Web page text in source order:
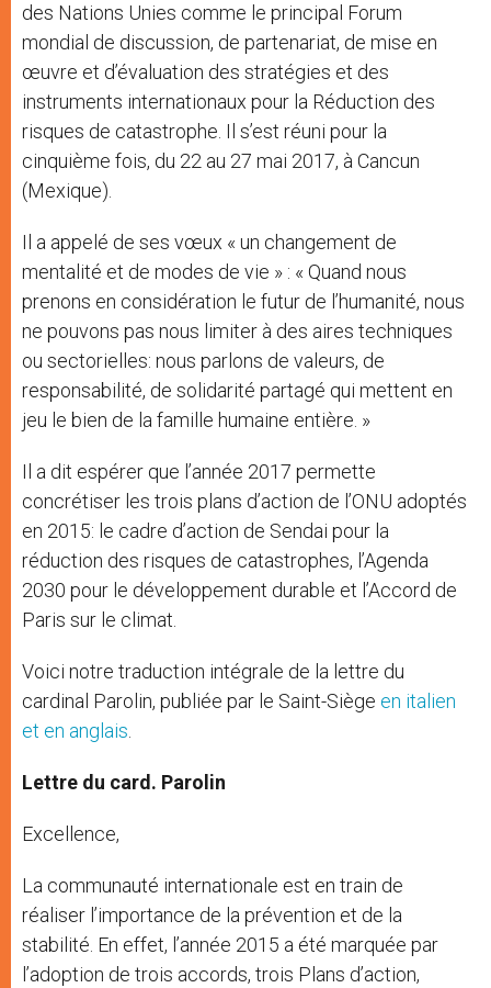
des Nations Unies comme le principal Forum
mondial de discussion, de partenariat, de mise en
œuvre et d’évaluation des stratégies et des
instruments internationaux pour la Réduction des
risques de catastrophe. Il s’est réuni pour la
cinquième fois, du 22 au 27 mai 2017, à Cancun
(Mexique).
Il a appelé de ses vœux « un changement de
mentalité et de modes de vie » : « Quand nous
prenons en considération le futur de l’humanité, nous
ne pouvons pas nous limiter à des aires techniques
ou sectorielles: nous parlons de valeurs, de
responsabilité, de solidarité partagé qui mettent en
jeu le bien de la famille humaine entière. »
Il a dit espérer que l’année 2017 permette
concrétiser les trois plans d’action de l’ONU adoptés
en 2015: le cadre d’action de Sendai pour la
réduction des risques de catastrophes, l’Agenda
2030 pour le développement durable et l’Accord de
Paris sur le climat.
Voici notre traduction intégrale de la lettre du
cardinal Parolin, publiée par le Saint-Siège en italien
et en anglais.
Lettre du card. Parolin
Excellence,
La communauté internationale est en train de
réaliser l’importance de la prévention et de la
stabilité. En effet, l’année 2015 a été marquée par
l’adoption de trois accords, trois Plans d’action,